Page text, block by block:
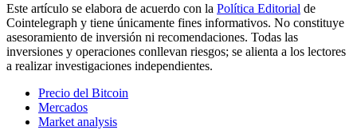
Este artículo se elabora de acuerdo con la Política Editorial de
Cointelegraph y tiene únicamente fines informativos. No constituye
asesoramiento de inversión ni recomendaciones. Todas las
inversiones y operaciones conllevan riesgos; se alienta a los lectores
a realizar investigaciones independientes.
Precio del Bitcoin
Mercados
Market analysis